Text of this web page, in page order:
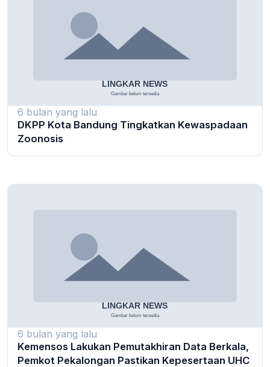
6 bulan yang lalu
DKPP Kota Bandung Tingkatkan Kewaspadaan
Zoonosis
6 bulan yang lalu
Kemensos Lakukan Pemutakhiran Data Berkala,
Pemkot Pekalongan Pastikan Kepesertaan UHC